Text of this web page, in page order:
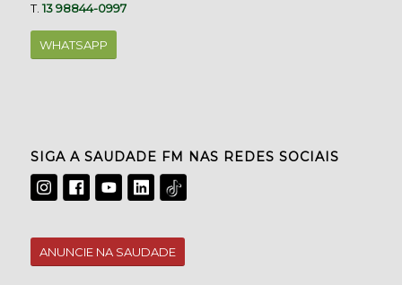
T.13 98844-0997
WHATSAPP
SIGA A SAUDADE FM NAS REDES SOCIAIS
ANUNCIE NA SAUDADE